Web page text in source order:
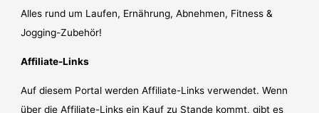
Alles rund um Laufen, Ernährung, Abnehmen, Fitness &
Jogging-Zubehör!
Affiliate-Links
Auf diesem Portal werden Affiliate-Links verwendet. Wenn
über die Affiliate-Links ein Kauf zu Stande kommt, gibt es